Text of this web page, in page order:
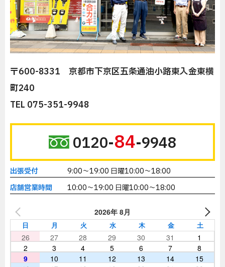
〒600-8331 京都市下京区五条通油小路東入金東横
町240
TEL 075-351-9948
0120-84-9948
出張受付
9:00～19:00 日曜10:00～18:00
店舗営業時間
10:00～19:00 日曜10:00～18:00
2026年 8月
日 月 火 水 木 金 土
26 27 28 29 30 31
1
2
3 4 5 6 7
8
9
10 11 12 13 14
15